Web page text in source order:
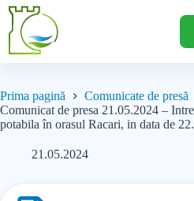
Prima pagină
Comunicate de presă
Comunicat de presa 21.05.2024 –
potabila în orasul Racari, in data de
21.05.2024